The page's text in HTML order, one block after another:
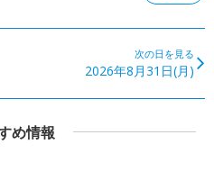
次の日を見る
2026年8月31日(月)
め情報